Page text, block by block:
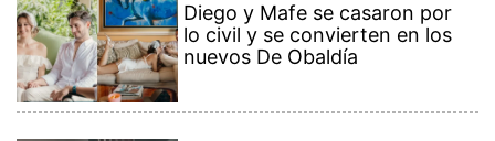
Diego y Mafe se casaron por
lo civil y se convierten en los
nuevos De Obaldía